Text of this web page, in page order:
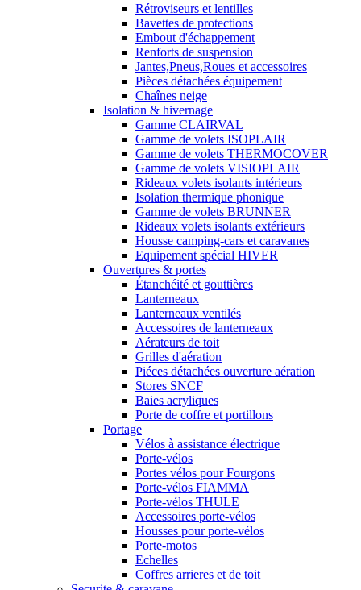
Rétroviseurs et lentilles
Bavettes de protections
Embout d'échappement
Renforts de suspension
Jantes,Pneus,Roues et accessoires
Pièces détachées équipement
Chaînes neige
Isolation & hivernage
Gamme CLAIRVAL
Gamme de volets ISOPLAIR
Gamme de volets THERMOCOVER
Gamme de volets VISIOPLAIR
Rideaux volets isolants intérieurs
Isolation thermique phonique
Gamme de volets BRUNNER
Rideaux volets isolants extérieurs
Housse camping-cars et caravanes
Equipement spécial HIVER
Ouvertures & portes
Étanchéité et gouttières
Lanterneaux
Lanterneaux ventilés
Accessoires de lanterneaux
Aérateurs de toit
Grilles d'aération
Piéces détachées ouverture aération
Stores SNCF
Baies acryliques
Porte de coffre et portillons
Portage
Vélos à assistance électrique
Porte-vélos
Portes vélos pour Fourgons
Porte-vélos FIAMMA
Porte-vélos THULE
Accessoires porte-vélos
Housses pour porte-vélos
Porte-motos
Echelles
Coffres arrieres et de toit